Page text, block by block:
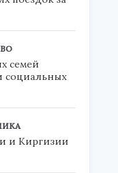
семей
социальных
и Киргизии